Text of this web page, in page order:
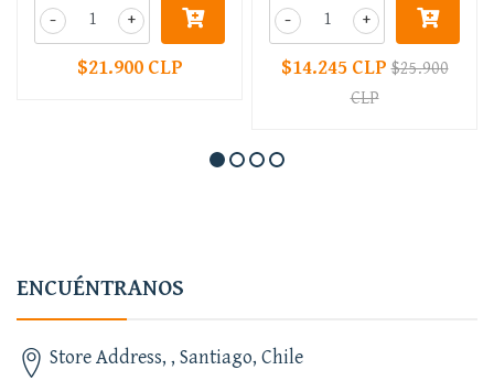
+
-
$21.900 CLP
+
-
$14.245 CLP$25.900
CLP
ENCUÉNTRANOS
Store Address, , Santiago, Chile